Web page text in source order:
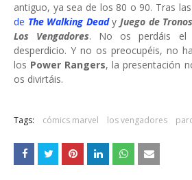
antiguo, ya sea de los 80 o 90. Tras
de The Walking Dead yJuego de Tronos
Los Vengadores. No os perdáis el
desperdicio. Y no os preocupéis, no
los Power Rangers, la presentación
os divirtáis.
Tags: cómics marvel los vengadores